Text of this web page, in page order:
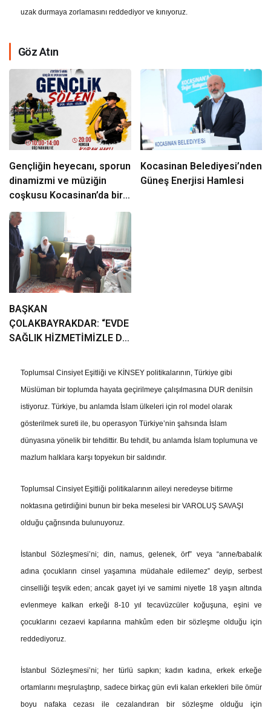
uzak durmaya zorlamasını reddediyor ve kınıyoruz.
Göz Atın
Gençliğin heyecanı, sporun
dinamizmi ve müziğin
coşkusu Kocasinan’da bir
araya geliyor!
Kocasinan Belediyesi’nden
Güneş Enerjisi Hamlesi
BAŞKAN
ÇOLAKBAYRAKDAR: “EVDE
SAĞLIK HİZMETİMİZLE DE
DOKUNUYORUZ”
Toplumsal Cinsiyet Eşitliği ve KİNSEY politikalarının, Türkiye gibi
Müslüman bir toplumda hayata geçirilmeye çalışılmasına DUR denilsin
istiyoruz. Türkiye, bu anlamda İslam ülkeleri için rol model olarak
gösterilmek sureti ile, bu operasyon Türkiye’nin şahsında İslam
dünyasına yönelik bir tehdittir. Bu tehdit, bu anlamda İslam toplumuna ve
mazlum halklara karşı topyekun bir saldırıdır.
Toplumsal Cinsiyet Eşitliği politikalarının aileyi neredeyse bitirme
noktasına getirdiğini bunun bir beka meselesi bir VAROLUŞ SAVAŞI
olduğu çağrısında bulunuyoruz.
İstanbul Sözleşmesi’ni; din, namus, gelenek, örf” veya “anne/babalık
adına çocukların cinsel yaşamına müdahale edilemez” deyip, serbest
cinselliği teşvik eden; ancak gayet iyi ve samimi niyetle 18 yaşın altında
evlenmeye kalkan erkeği 8-10 yıl tecavüzcüler koğuşuna, eşini ve
çocuklarını cezaevi kapılarına mahkûm eden bir sözleşme olduğu için
reddediyoruz.
İstanbul Sözleşmesi’ni; her türlü sapkın; kadın kadına, erkek erkeğe
ortamlarını meşrulaştırıp, sadece birkaç gün evli kalan erkekleri bile ömür
boyu nafaka cezası ile cezalandıran bir sözleşme olduğu için